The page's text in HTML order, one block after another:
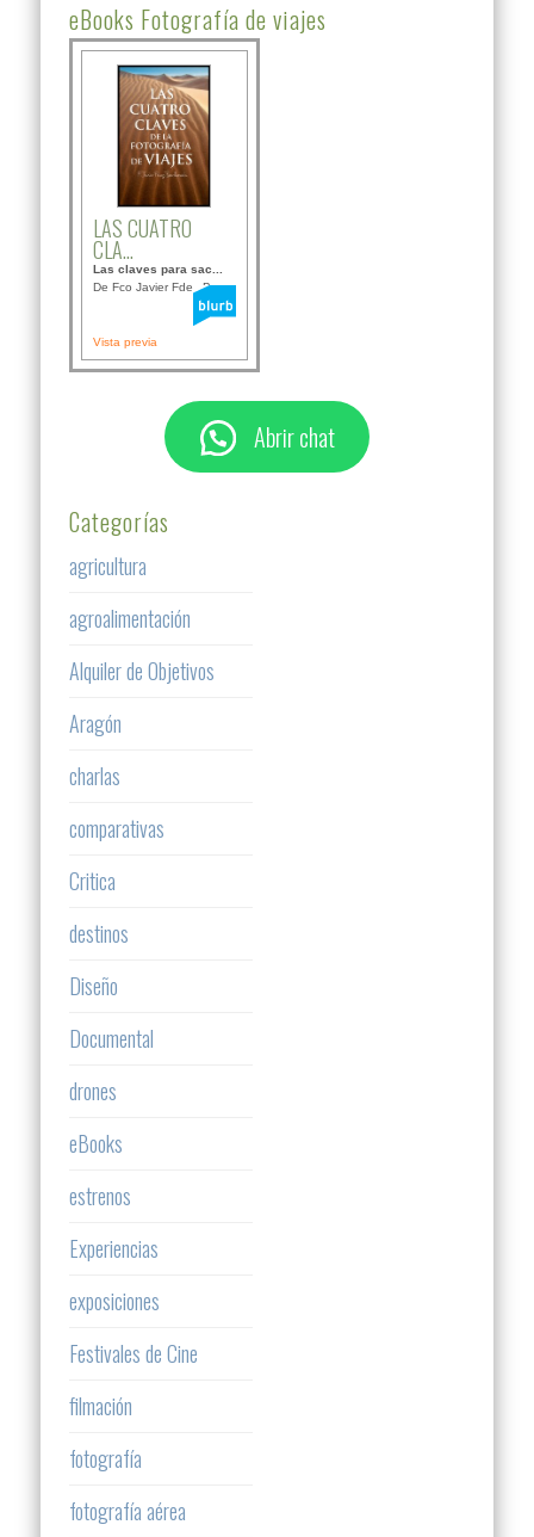
eBooks Fotografía de viajes
LAS CUATRO
CLA...
Las claves para sac...
De Fco Javier Fdez B...
Vista previa
Abrir chat
Categorías
agricultura
agroalimentación
Alquiler de Objetivos
Aragón
charlas
comparativas
Critica
destinos
Diseño
Documental
drones
eBooks
estrenos
Experiencias
exposiciones
Festivales de Cine
filmación
fotografía
fotografía aérea